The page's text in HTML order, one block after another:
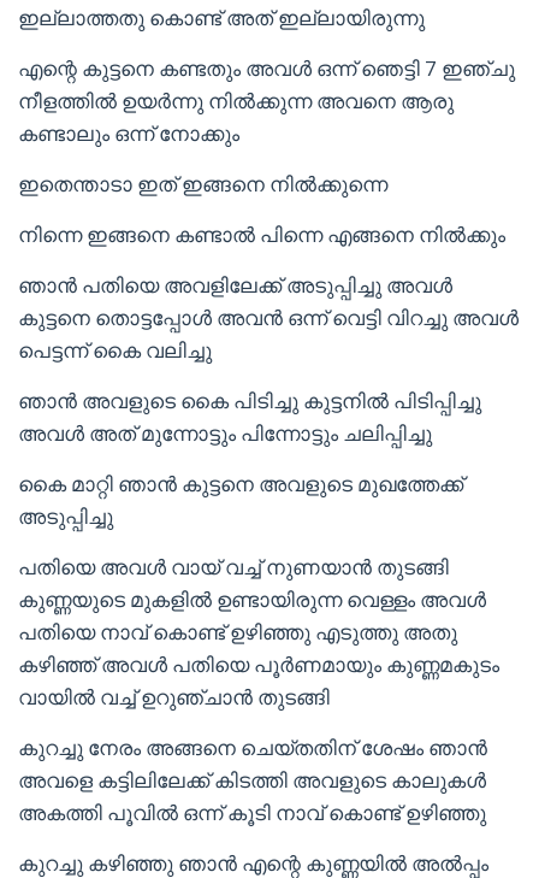
ഇല്ലാത്തതു കൊണ്ട് അത് ഇല്ലായിരുന്നു
എന്റെ കുട്ടനെ കണ്ടതും അവൾ ഒന്ന് ഞെട്ടി 7 ഇഞ്ചു
നീളത്തിൽ ഉയർന്നു നിൽക്കുന്ന അവനെ ആരു
കണ്ടാലും ഒന്ന് നോക്കും
ഇതെന്താടാ ഇത് ഇങ്ങനെ നിൽക്കുന്നെ
നിന്നെ ഇങ്ങനെ കണ്ടാൽ പിന്നെ എങ്ങനെ നിൽക്കും
ഞാൻ പതിയെ അവളിലേക്ക് അടുപ്പിച്ചു അവൾ
കുട്ടനെ തൊട്ടപ്പോൾ അവൻ ഒന്ന് വെട്ടി വിറച്ചു അവൾ
പെട്ടന്ന് കൈ വലിച്ചു
ഞാൻ അവളുടെ കൈ പിടിച്ചു കുട്ടനിൽ പിടിപ്പിച്ചു
അവൾ അത് മുന്നോട്ടും പിന്നോട്ടും ചലിപ്പിച്ചു
കൈ മാറ്റി ഞാൻ കുട്ടനെ അവളുടെ മുഖത്തേക്ക്
അടുപ്പിച്ചു
പതിയെ അവൾ വായ് വച്ച് നുണയാൻ തുടങ്ങി
കുണ്ണയുടെ മുകളിൽ ഉണ്ടായിരുന്ന വെള്ളം അവൾ
പതിയെ നാവ് കൊണ്ട് ഉഴിഞ്ഞു എടുത്തു അതു
കഴിഞ്ഞ് അവൾ പതിയെ പൂർണമായും കുണ്ണമകുടം
വായിൽ വച്ച് ഉറുഞ്ചാൻ തുടങ്ങി
കുറച്ചു നേരം അങ്ങനെ ചെയ്തതിന് ശേഷം ഞാൻ
അവളെ കട്ടിലിലേക്ക് കിടത്തി അവളുടെ കാലുകൾ
അകത്തി പൂവിൽ ഒന്ന് കൂടി നാവ് കൊണ്ട് ഉഴിഞ്ഞു
കുറച്ചു കഴിഞ്ഞു ഞാൻ എന്റെ കുണ്ണയിൽ അൽപ്പം